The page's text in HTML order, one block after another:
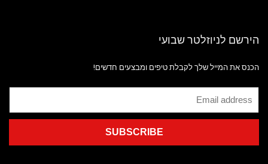
הירשם לניוזלטר שבועי
הכנס את המייל שלך לקבלת טיפים ומבצעים חדשים!